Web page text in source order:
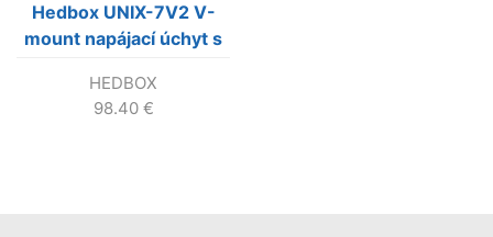
Hedbox UNIX-7V2 V-
mount napájací úchyt s
(regulovaný)
HEDBOX
98.40 €